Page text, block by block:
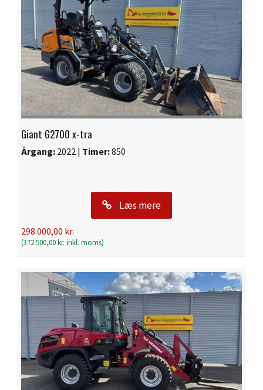
Giant G2700 x-tra
Årgang: 2022 | Timer:850
Læs mere
298.000,00 kr.
(372.500,00kr. inkl. moms)